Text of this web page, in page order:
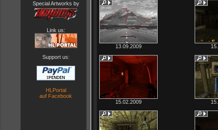
Special Artworks by
Link us:
Support us:
HLPortal
auf Facebook
13.09.2009
15.02.2009